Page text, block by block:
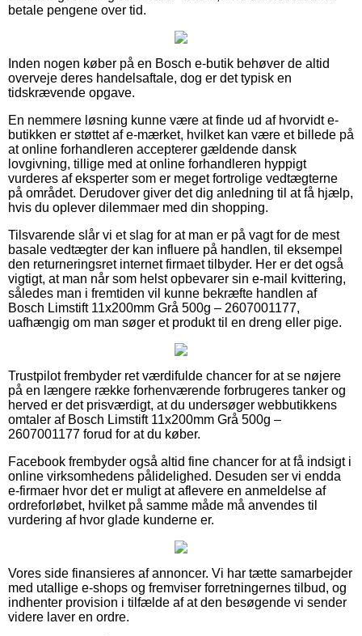
betale pengene over tid.
Inden nogen køber på en Bosch e-butik behøver de altid
overveje deres handelsaftale, dog er det typisk en
tidskrævende opgave.
En nemmere løsning kunne være at finde ud af hvorvidt e-
butikken er støttet af e-mærket, hvilket kan være et billede på
at online forhandleren accepterer gældende dansk
lovgivning, tillige med at online forhandleren hyppigt
vurderes af eksperter som er meget fortrolige vedtægterne
på området. Derudover giver det dig anledning til at få hjælp,
hvis du oplever dilemmaer med din shopping.
Tilsvarende slår vi et slag for at man er på vagt for de mest
basale vedtægter der kan influere på handlen, til eksempel
den returneringsret internet firmaet tilbyder. Her er det også
vigtigt, at man når som helst opbevarer sin e-mail kvittering,
således man i fremtiden vil kunne bekræfte handlen af
Bosch Limstift 11x200mm Grå 500g – 2607001177,
uafhængig om man søger et produkt til en dreng eller pige.
Trustpilot frembyder ret værdifulde chancer for at se nøjere
på en længere række forhenværende forbrugeres tanker og
herved er det prisværdigt, at du undersøger webbutikkens
omtaler af Bosch Limstift 11x200mm Grå 500g –
2607001177 forud for at du køber.
Facebook frembyder også altid fine chancer for at få indsigt i
online virksomhedens pålidelighed. Desuden ser vi endda
e-firmaer hvor det er muligt at aflevere en anmeldelse af
ordreforløbet, hvilket på samme måde må anvendes til
vurdering af hvor glade kunderne er.
Vores side finansieres af annoncer. Vi har tætte samarbejder
med utallige e-shops og fremviser forretningernes tilbud, og
indhenter provision i tilfælde af at den besøgende vi sender
videre laver en ordre.